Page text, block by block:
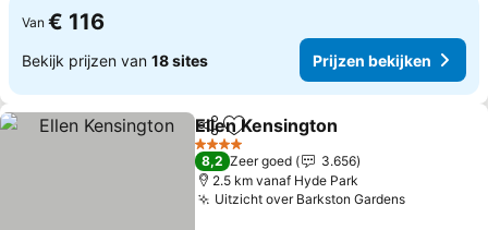
Van € 116
Bekijk prijzen van 18 sites Prijzen bekijken
DelenToevoegen aan favorieten
Ellen Kensington
4 Sterren
8,2 Zeer goed
3.656
2.5 km vanaf Hyde Park
Uitzicht over Barkston GardensPrijzen